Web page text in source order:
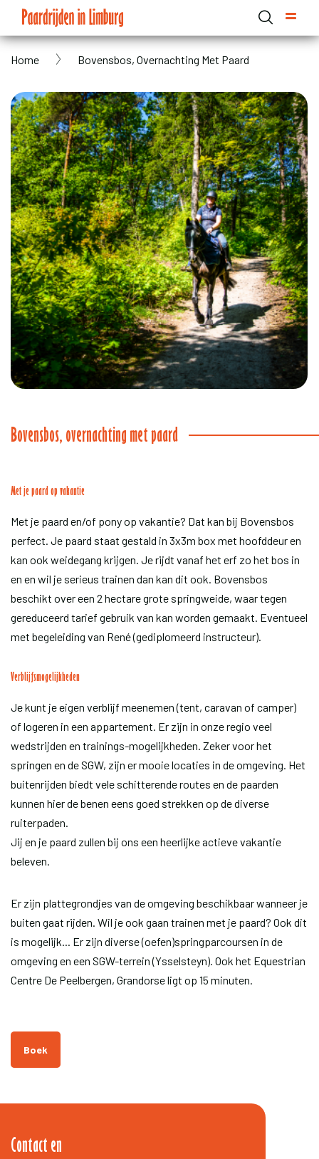
Overslaan
naar
gaan
Kruimelpad
Home Bovensbos, Overnachting Met Paard
Bovensbos, overnachting met paard
Met je paard op vakantie
Met je paard en/of pony op vakantie? Dat kan bij Bovensbos
perfect. Je paard staat gestald in 3x3m box met hoofddeur en
kan ook weidegang krijgen. Je rijdt vanaf het erf zo het bos in
en en wil je serieus trainen dan kan dit ook. Bovensbos
beschikt over een 2 hectare grote springweide, waar tegen
gereduceerd tarief gebruik van kan worden gemaakt. Eventueel
met begeleiding van René (gediplomeerd instructeur).
Verblijfsmogelijkheden
Je kunt je eigen verblijf meenemen (tent, caravan of camper)
of logeren in een appartement. Er zijn in onze regio veel
wedstrijden en trainings-mogelijkheden. Zeker voor het
springen en de SGW, zijn er mooie locaties in de omgeving. Het
buitenrijden biedt vele schitterende routes en de paarden
kunnen hier de benen eens goed strekken op de diverse
ruiterpaden.
Jij en je paard zullen bij ons een heerlijke actieve vakantie
beleven.
Er zijn plattegrondjes van de omgeving beschikbaar wanneer je
buiten gaat rijden. Wil je ook gaan trainen met je paard? Ook dit
is mogelijk... Er zijn diverse (oefen)springparcoursen in de
omgeving en een SGW-terrein (Ysselsteyn). Ook het Equestrian
Centre De Peelbergen, Grandorse ligt op 15 minuten.
Boek
Contact en